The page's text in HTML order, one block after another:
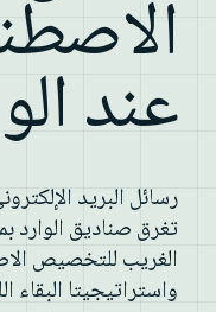
عند
رسائل البريد
تغرق صناديق الوارد
الغريب للتخصيص
واستراتيجيتا البقاء